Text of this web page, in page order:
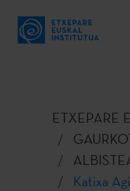
ETXEPARE
Katixa